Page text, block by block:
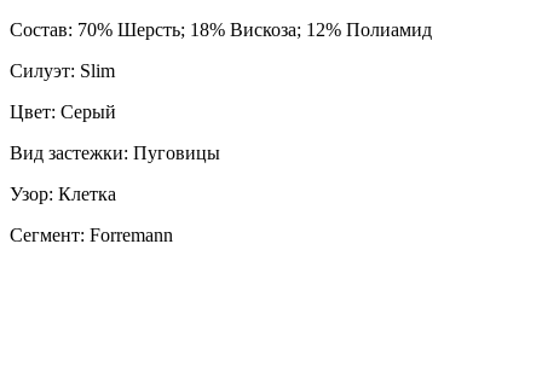
Состав: 70% Шерсть; 18% Вискоза; 12% Полиамид
Силуэт: Slim
Цвет: Серый
Вид застежки: Пуговицы
Узор: Клетка
Сегмент: Forremann